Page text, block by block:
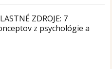
ZDROJE: 7
z psychológie a